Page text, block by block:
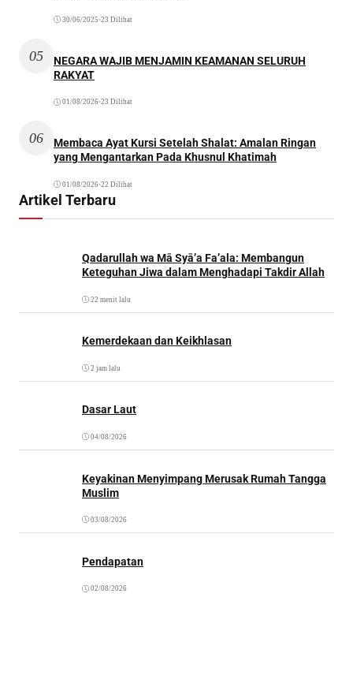
30/06/2025 •23 Dilihat
05
NEGARA WAJIB MENJAMIN KEAMANAN SELURUH
RAKYAT
01/08/2026•23 Dilihat
06
Membaca Ayat Kursi Setelah Shalat: Amalan Ringan
yang Mengantarkan Pada Khusnul Khatimah
01/08/2026•22 Dilihat
Artikel Terbaru
Qadarullah wa Mā Syā’a Fa’ala: Membangun
Keteguhan Jiwa dalam Menghadapi Takdir Allah
22 menit lalu
Kemerdekaan dan Keikhlasan
2 jam lalu
Dasar Laut
04/08/2026
Keyakinan Menyimpang Merusak Rumah Tangga
Muslim
03/08/2026
Pendapatan
02/08/2026